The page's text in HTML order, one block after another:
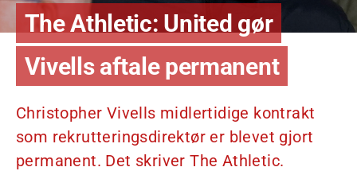
The Athletic: United gør
Vivells aftale permanent
Christopher Vivells midlertidige kontrakt
som rekrutteringsdirektør er blevet gjort
permanent. Det skriver The Athletic.